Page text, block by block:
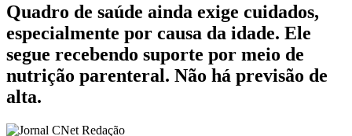
Quadro de saúde ainda exige cuidados,
especialmente por causa da idade. Ele
segue recebendo suporte por meio de
nutrição parenteral. Não há previsão de
alta.